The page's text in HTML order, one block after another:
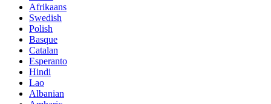
Afrikaans
Swedish
Polish
Basque
Catalan
Esperanto
Hindi
Lao
Albanian